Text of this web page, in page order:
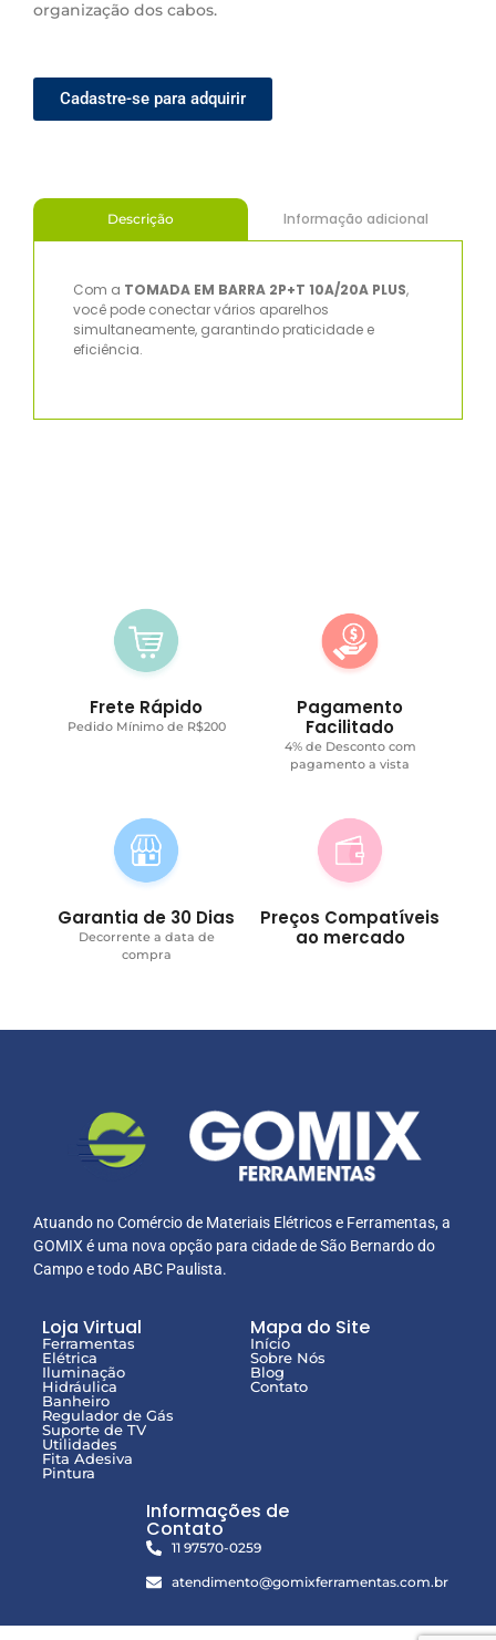
organização dos cabos.
Cadastre-se para adquirir
Descrição Informação adicional
Com a TOMADA EM BARRA 2P+T 10A/20A PLUS,
você pode conectar vários aparelhos
simultaneamente, garantindo praticidade e
eficiência.
Frete Rápido
Pedido Mínimo de R$200
Pagamento
Facilitado
4% de Desconto com
pagamento a vista
Garantia de 30 Dias
Decorrente a data de
compra
Preços Compatíveis
ao mercado
Atuando no Comércio de Materiais Elétricos e Ferramentas, a
GOMIX é uma nova opção para cidade de São Bernardo do
Campo e todo ABC Paulista.
Loja Virtual
Ferramentas
Elétrica
Iluminação
Hidráulica
Banheiro
Regulador de Gás
Suporte de TV
Utilidades
Fita Adesiva
Pintura
Mapa do Site
Início
Sobre Nós
Blog
Contato
Informações de
Contato
11 97570-0259
atendimento@gomixferramentas.com.br